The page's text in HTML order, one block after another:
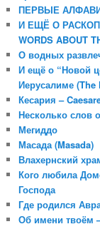
ПЕРВЫЕ
И ЕЩЁ О
WORDS ABOUT
О водных
И ещё о “Новой
Иерусалиме (The
Кесария –
Несколько слов
Мегиддо
Масада (Masada)
Влахернский
Кого любила
Господа
Где родился
Об имени твоём